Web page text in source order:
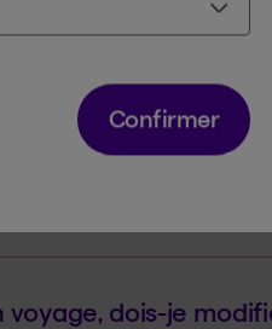
en raison d’une
aérienne
voyage, dois-je
Confirmer